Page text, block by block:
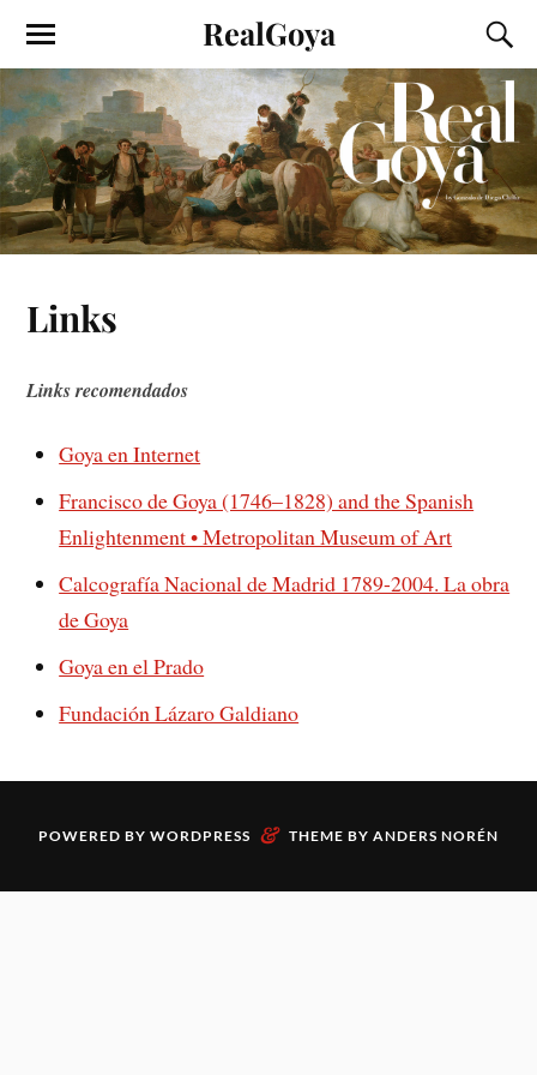
RealGoya
Links
Links recomendados
Goya en Internet
Francisco de Goya (1746–1828) and the Spanish
Enlightenment • Metropolitan Museum of Art
Calcografía Nacional de Madrid 1789-2004. La obra
de Goya
Goya en el Prado
Fundación Lázaro Galdiano
POWERED BY WORDPRESS & THEME BY ANDERS NORÉN